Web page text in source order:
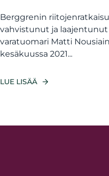
Berggrenin
vahvistunut ja
varatuomari Matti
kesäkuussa 2021...
LUE LISÄÄ